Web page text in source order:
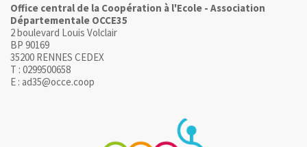
Office central de la Coopération à l'Ecole - Association
Départementale OCCE35
2 boulevard Louis Volclair
BP 90169
35200 RENNES CEDEX
T : 0299500658
E : ad35@occe.coop